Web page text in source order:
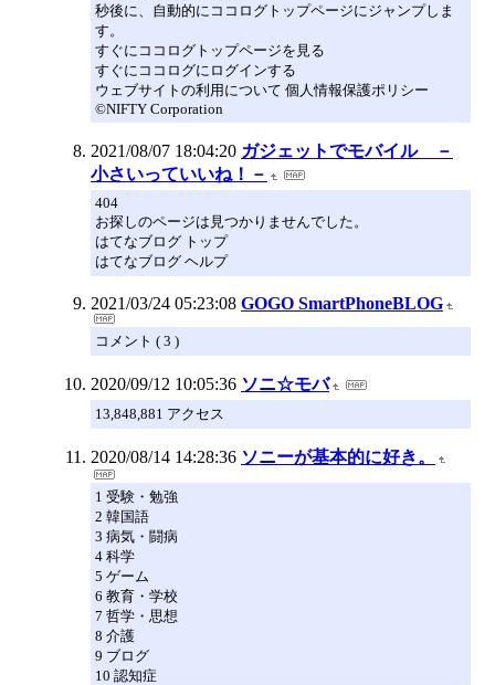
秒後に、自動的にココログトップページにジャンプしま
す。
すぐにココログトップページを見る
すぐにココログにログインする
ウェブサイトの利用について 個人情報保護ポリシー
©NIFTY Corporation
2021/08/07 18:04:20 ガジェットでモバイル －
小さいっていいね！－
404
お探しのページは見つかりませんでした。
はてなブログ トップ
はてなブログ ヘルプ
2021/03/24 05:23:08 GOGO SmartPhoneBLOG
コメント ( 3 )
2020/09/12 10:05:36 ソニ☆モバ
13,848,881 アクセス
2020/08/14 14:28:36 ソニーが基本的に好き。
1 受験・勉強
2 韓国語
3 病気・闘病
4 科学
5 ゲーム
6 教育・学校
7 哲学・思想
8 介護
9 ブログ
10 認知症